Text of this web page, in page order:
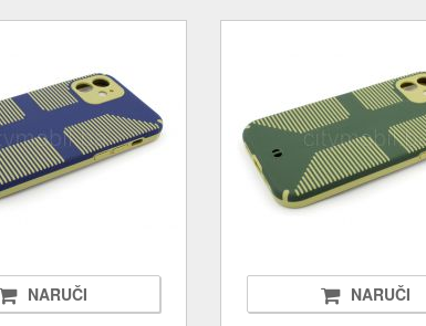
NARUČI NARUČI